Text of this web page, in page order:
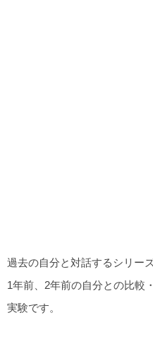
過去の自分と対話するシリー
1年前、2年前の自分との比較
実験です。